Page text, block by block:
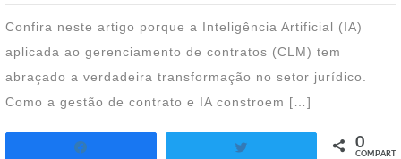
Confira neste artigo porque a Inteligência Artificial (IA)
aplicada ao gerenciamento de contratos (CLM) tem
abraçado a verdadeira transformação no setor jurídico.
Como a gestão de contrato e IA constroem […]
0
COMPART.